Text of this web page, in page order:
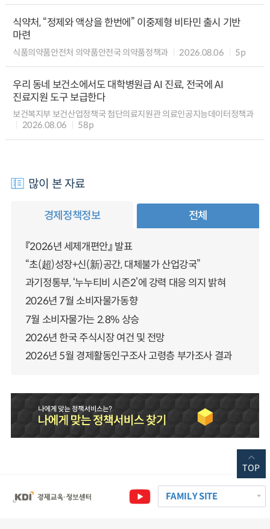
식약처, “정제와 액상을 한번에” 이중제형 비타민 출시 기반
마련
식품의약품안전처 의약품안전국 의약품정책과 2026.08.06 5p
우리 동네 보건소에서도 대학병원급 AI 진료, 전국에 AI
진료지원 도구 보급한다
보건복지부 보건산업정책국 첨단의료지원관 의료인공지능데이터정책과
2026.08.06
58p
많이 본 자료
경제정책정보 전체
『2026년 세제개편안』 발표
“초(超)성장+신(新)공간, 대체불가 산업강국”
과기정통부, ‘누누티비 시즌2’에 강력 대응 의지 밝혀
2026년 7월 소비자물가동향
7월 소비자물가는 2.8% 상승
2026년 한국 주식시장 여건 및 전망
2026년 5월 경제활동인구조사 고령층 부가조사 결과
FAMILY SITE
TOP